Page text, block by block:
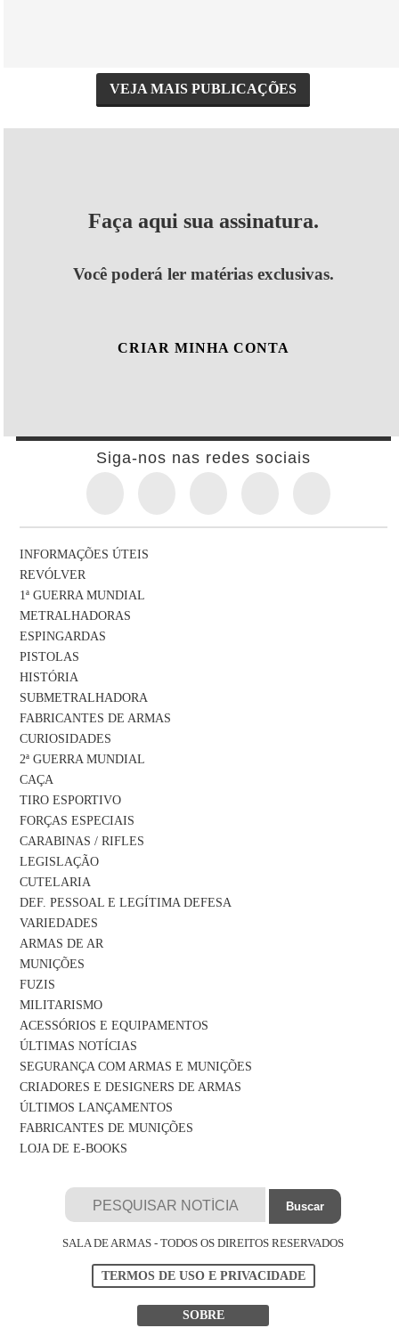
VEJA MAIS PUBLICAÇÕES
Faça aqui sua assinatura.
Você poderá ler matérias exclusivas.
CRIAR MINHA CONTA
Siga-nos nas redes sociais
INFORMAÇÕES ÚTEIS
REVÓLVER
1ª GUERRA MUNDIAL
METRALHADORAS
ESPINGARDAS
PISTOLAS
HISTÓRIA
SUBMETRALHADORA
FABRICANTES DE ARMAS
CURIOSIDADES
2ª GUERRA MUNDIAL
CAÇA
TIRO ESPORTIVO
FORÇAS ESPECIAIS
CARABINAS / RIFLES
LEGISLAÇÃO
CUTELARIA
DEF. PESSOAL E LEGÍTIMA DEFESA
VARIEDADES
ARMAS DE AR
MUNIÇÕES
FUZIS
MILITARISMO
ACESSÓRIOS E EQUIPAMENTOS
ÚLTIMAS NOTÍCIAS
SEGURANÇA COM ARMAS E MUNIÇÕES
CRIADORES E DESIGNERS DE ARMAS
ÚLTIMOS LANÇAMENTOS
FABRICANTES DE MUNIÇÕES
LOJA DE E-BOOKS
SALA DE ARMAS - TODOS OS DIREITOS RESERVADOS
TERMOS DE USO E PRIVACIDADE
SOBRE